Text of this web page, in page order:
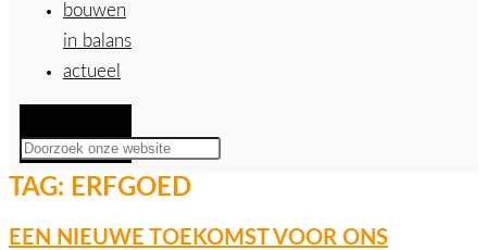
bouwen
in balans
actueel
TAG: ERFGOED
EEN NIEUWE TOEKOMST VOOR ONS